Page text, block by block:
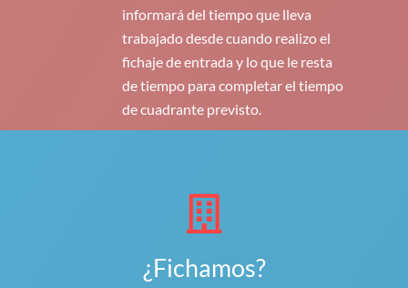
informará del tiempo que lleva
trabajado desde cuando realizo el
fichaje de entrada y lo que le resta
de tiempo para completar el tiempo
de cuadrante previsto.
¿Fichamos?